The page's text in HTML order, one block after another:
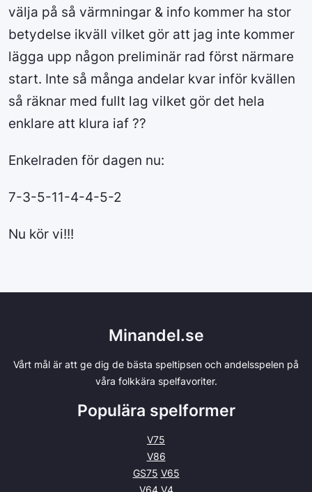
välja på så värmningar & info kommer ha stor
betydelse ikväll vilket gör att jag inte kommer
lägga upp någon preliminär rad först närmare
start. Inte så många andelar kvar inför kvällen
så räknar med fullt lag vilket gör det hela
enklare att klura iaf ??
Enkelraden för dagen nu:
7-3-5-11-4-4-5-2
Nu kör vi!!!
Minandel.se
Vårt mål är att ge dig de bästa speltipsen och andelsspelen på
våra folkkära spelfavoriter.
Populära spelformer
V75
V86
GS75 V65